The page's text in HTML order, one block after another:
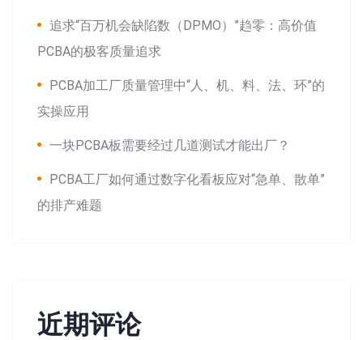
追求“百万机会缺陷数（DPMO）”趋零：高价值
PCBA的极客质量追求
PCBA加工厂质量管理中“人、机、料、法、环”的
实操应用
一块PCBA板需要经过几道测试才能出厂？
PCBA工厂如何通过数字化看板应对“急单、散单”
的排产难题
近期评论